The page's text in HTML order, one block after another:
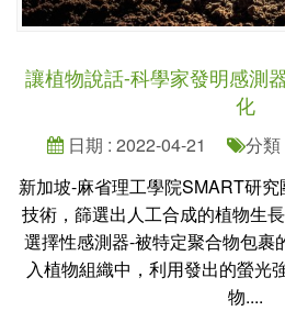
讓植物說話-科學家發明感測
化
日期 : 2022-04-21
分類
新加坡-麻省理工學院SMART研
技術，篩選出人工合成的植物生
選擇性感測器-被特定聚合物包裹
入植物組織中，利用發出的螢光
物....